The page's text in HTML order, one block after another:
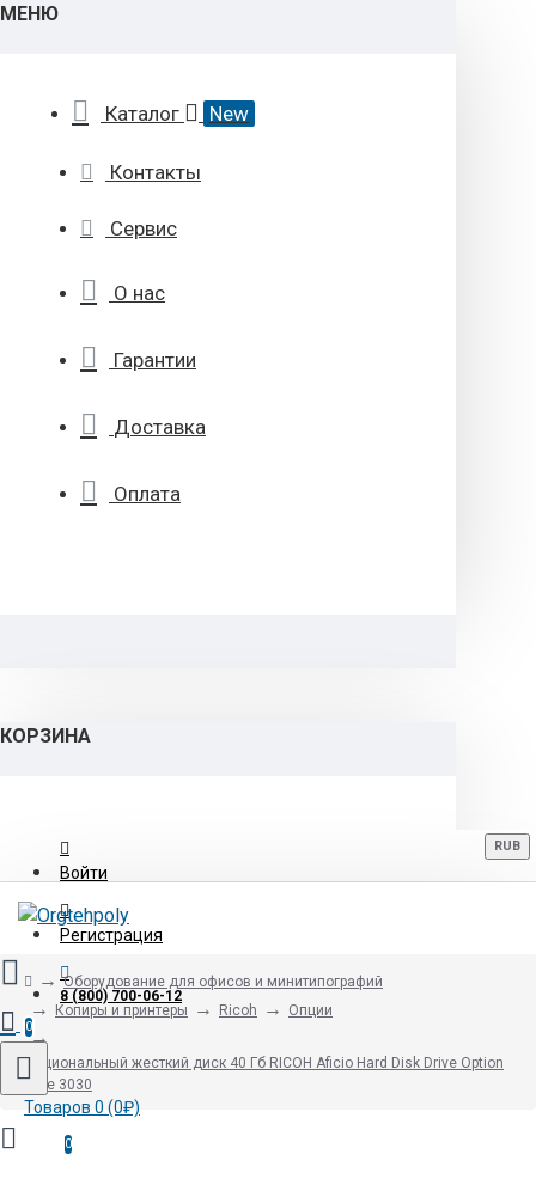
МЕНЮ
Каталог New
Контакты
Сервис
О нас
Гарантии
Доставка
Оплата
КОРЗИНА
Войти
Регистрация
8 (800) 700-06-12
RUB
0
Товаров 0 (0₽)
0
Оборудование для офисов и минитипографий
Копиры и принтеры
Ricoh Опции
Опциональный жесткий диск 40 Гб RICOH Aficio Hard Disk Drive Option
Type 3030